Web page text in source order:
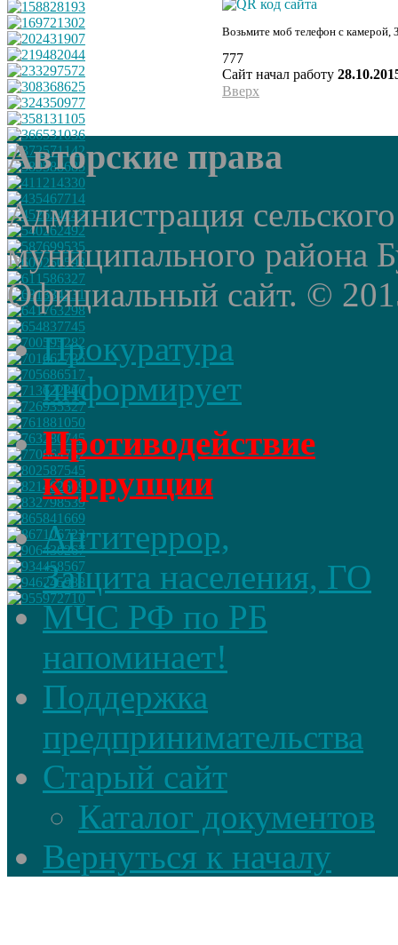
Возьмите моб телефон с камерой,
777
Сайт начал работу
Вверх
Авторские права
Администрация
муниципального района
Официальный сайт. ©
Прокуратура
информирует
Противодействие
коррупции
Антитеррор,
Защита населения, ГО
МЧС РФ по РБ
напоминает!
Поддержка
предпринимательства
Старый сайт
Каталог документов
Вернуться к началу